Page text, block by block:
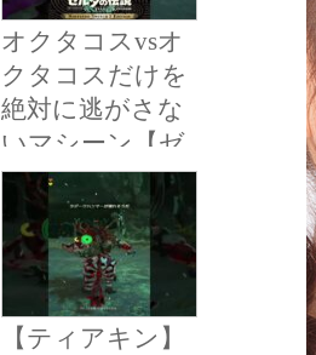
ダの伝説ティア
ーズオブザキン
グダム】【顔出
し女性ゲーム実
況】
オクタコスvsオ
クタコスだけを
絶対に逃がさな
いマシーン【ゼ
ルダの伝説 ティ
アキン】
【ティアキン】